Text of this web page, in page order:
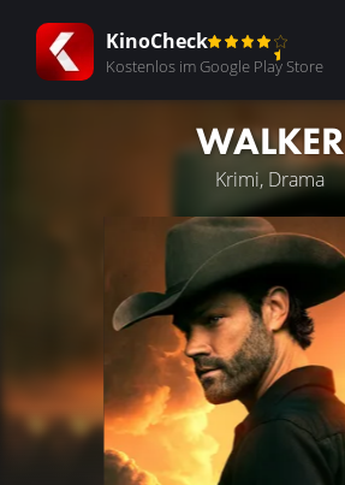
KinoCheck
Kostenlos im Google Play Store
WALKER
Krimi, Drama